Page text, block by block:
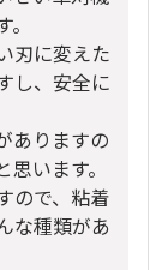
刃に変えた
し、安全に
ありますの
います。
ので、粘着
な種類があ